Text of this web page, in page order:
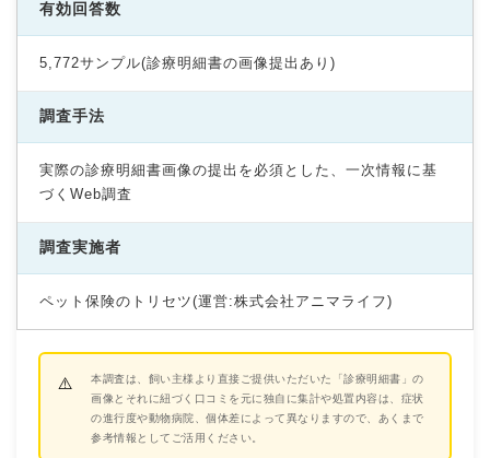
有効回答数
5,772サンプル(診療明細書の画像提出あり)
調査手法
実際の診療明細書画像の提出を必須とした、一次情報に基
づくWeb調査
調査実施者
ペット保険のトリセツ(運営:株式会社アニマライフ)
本調査は、飼い主様より直接ご提供いただいた「診療明細書」の
画像とそれに紐づく口コミを元に独自に集計や処置内容は、症状
の進行度や動物病院、個体差によって異なりますので、あくまで
参考情報としてご活用ください。